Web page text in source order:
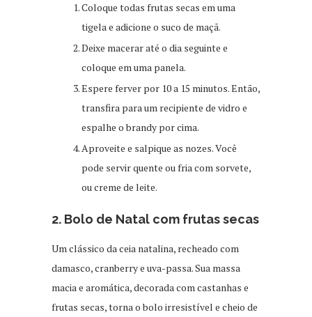
Coloque todas frutas secas em uma
tigela e adicione o suco de maçã.
Deixe macerar até o dia seguinte e
coloque em uma panela.
Espere ferver por 10 a 15 minutos. Então,
transfira para um recipiente de vidro e
espalhe o brandy por cima.
Aproveite e salpique as nozes. Você
pode servir quente ou fria com sorvete,
ou creme de leite.
2. Bolo de Natal com frutas secas
Um clássico da ceia natalina, recheado com
damasco, cranberry e uva-passa. Sua massa
macia e aromática, decorada com castanhas e
frutas secas, torna o bolo irresistível e cheio de